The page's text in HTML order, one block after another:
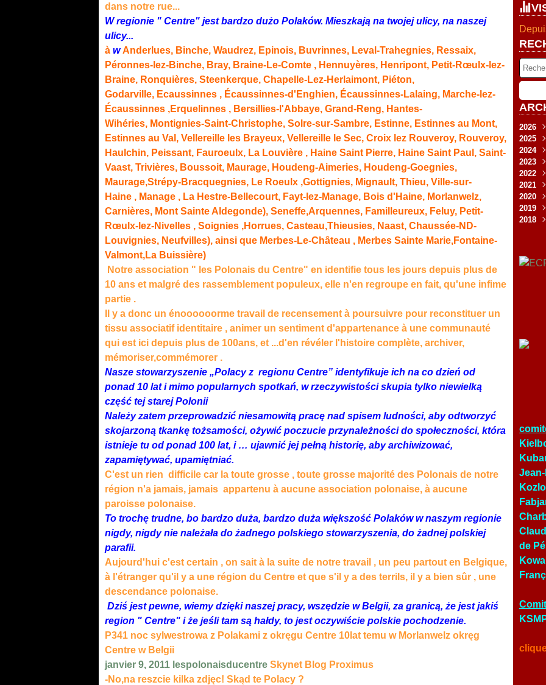
dans notre rue...
W regionie " Centre" jest bardzo dużo Polaków. Mieszkają na twojej ulicy, na naszej
ulicy...
à wAnderlues, Binche, Waudrez, Epinois, Buvrinnes, Leval-Trahegnies, Ressaix,
Péronnes-lez-Binche, Bray, Braine-Le-Comte , Hennuyères, Henripont, Petit-Rœulx-lez-
Braine, Ronquières, Steenkerque, Chapelle-Lez-Herlaimont, Piéton,
Godarville, Ecaussinnes , Écaussinnes-d'Enghien, Écaussinnes-Lalaing, Marche-lez-
Écaussinnes ,Erquelinnes , Bersillies-l'Abbaye, Grand-Reng, Hantes-
Wihéries, Montignies-Saint-Christophe, Solre-sur-Sambre, Estinne, Estinnes au Mont,
Estinnes au Val, Vellereille les Brayeux, Vellereille le Sec, Croix lez Rouveroy, Rouveroy,
Haulchin, Peissant, Fauroeulx, La Louvière , Haine Saint Pierre, Haine Saint Paul, Saint-
Vaast, Trivières, Boussoit, Maurage, Houdeng-Aimeries, Houdeng-Goegnies,
Maurage,Strépy-Bracquegnies, Le Roeulx ,Gottignies, Mignault, Thieu, Ville-sur-
Haine , Manage , La Hestre-Bellecourt, Fayt-lez-Manage, Bois d'Haine, Morlanwelz,
Carnières, Mont Sainte Aldegonde), Seneffe,Arquennes, Familleureux, Feluy, Petit-
Rœulx-lez-Nivelles , Soignies ,Horrues, Casteau,Thieusies, Naast, Chaussée-ND-
Louvignies, Neufvilles), ainsi que Merbes-Le-Château , Merbes Sainte Marie,Fontaine-
Valmont,La Buissière)
Notre association " les Polonais du Centre" en identifie tous les jours depuis plus de
10 ans et malgré des rassemblement populeux, elle n'en regroupe en fait, qu'une infime
partie .
Il y a donc un énoooooorme travail de recensement à poursuivre pour reconstituer un
tissu associatif identitaire , animer un sentiment d'appartenance à une communauté
qui est ici depuis plus de 100ans, et ...d'en révéler l'histoire complète, archiver,
mémoriser,commémorer .
Nasze stowarzyszenie „Polacy z regionu Centre” identyfikuje ich na co dzień od
ponad 10 lat i mimo popularnych spotkań, w rzeczywistości skupia tylko niewielką
część tej starej Polonii
Należy zatem przeprowadzić niesamowitą pracę nad spisem ludności, aby odtworzyć
skojarzoną tkankę tożsamości, ożywić poczucie przynależności do społeczności, która
istnieje tu od ponad 100 lat, i … ujawnić jej pełną historię, aby archiwizować,
zapamiętywać, upamiętniać.
C'est un rien difficile car la toute grosse , toute grosse majorité des Polonais de notre
région n'a jamais, jamais appartenu à aucune association polonaise, à aucune
paroisse polonaise.
To trochę trudne, bo bardzo duża, bardzo duża większość Polaków w naszym regionie
nigdy, nigdy nie należała do żadnego polskiego stowarzyszenia, do żadnej polskiej
parafii.
Aujourd'hui c'est certain , on sait à la suite de notre travail , un peu partout en Belgique,
à l'étranger qu'il y a une région du Centre et que s'il y a des terrils, il y a bien sûr , une
descendance polonaise.
Dziś jest pewne, wiemy dzięki naszej pracy, wszędzie w Belgii, za granicą, że jest jakiś
region " Centre" i że jeśli tam są hałdy, to jest oczywiście polskie pochodzenie.
P341 noc sylwestrowa z Polakami z okręgu Centre 10lat temu w Morlanwelz okręg
Centre w Belgii
janvier 9, 2011 lespolonaisducentre Skynet Blog Proximus
-No,na reszcie kilka zdjęc! Skąd te Polacy ?
2026
2025
Mai
Avril
2024
Juin
Mai
Avril
2023
Août
2022
2021
Mai
2020
Mai
2019
2018
de